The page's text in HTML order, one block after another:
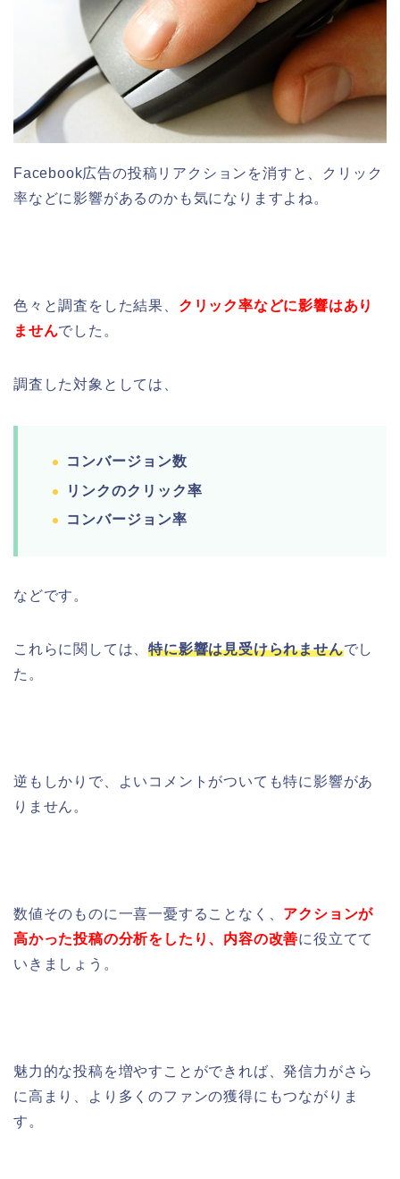
Facebook広告の投稿リアクションを消すと、クリック
率などに影響があるのかも気になりますよね。
色々と調査をした結果、 クリック率などに影響はあり
ませんでした。
調査した対象としては、
コンバージョン数
リンクのクリック率
コンバージョン率
などです。
これらに関しては、特に影響は見受けられませんでし
た。
逆もしかりで、よいコメントがついても特に影響があ
りません。
数値そのものに一喜一憂することなく、 アクションが
高かった投稿の分析をしたり、内容の改善に役立てて
いきましょう。
魅力的な投稿を増やすことができれば、発信力がさら
に高まり、より多くのファンの獲得にもつながりま
す。